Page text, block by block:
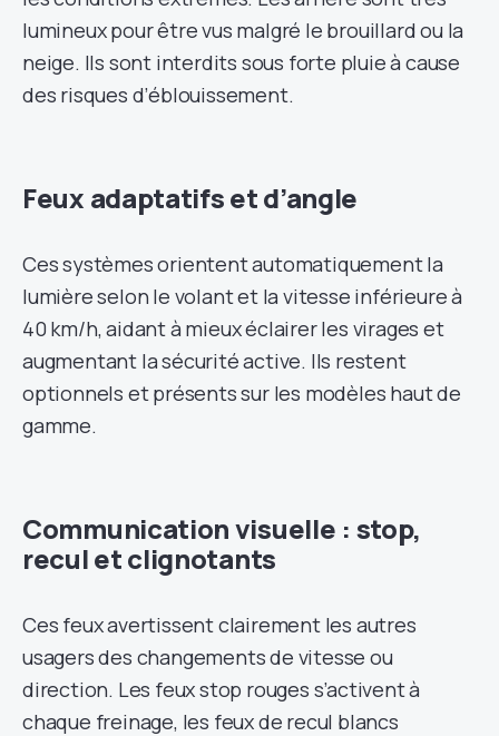
lumineux pour être vus malgré le brouillard ou la
neige. Ils sont interdits sous forte pluie à cause
des risques d’éblouissement.
Feux adaptatifs et d’angle
Ces systèmes orientent automatiquement la
lumière selon le volant et la vitesse inférieure à
40 km/h, aidant à mieux éclairer les virages et
augmentant la sécurité active. Ils restent
optionnels et présents sur les modèles haut de
gamme.
Communication visuelle : stop,
recul et clignotants
Ces feux avertissent clairement les autres
usagers des changements de vitesse ou
direction. Les feux stop rouges s’activent à
chaque freinage, les feux de recul blancs